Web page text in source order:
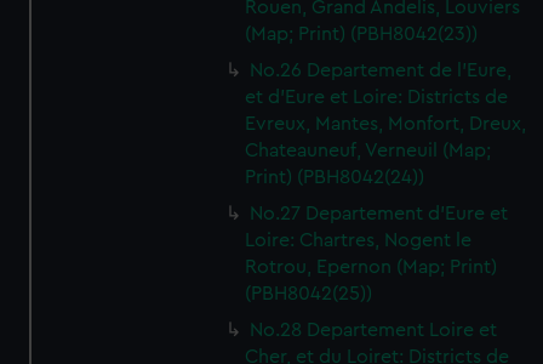
Rouen, Grand Andelis, Louviers
(Map; Print) (PBH8042(23))
No.26 Departement de l'Eure,
et d'Eure et Loire: Districts de
Evreux, Mantes, Monfort, Dreux,
Chateauneuf, Verneuil (Map;
Print) (PBH8042(24))
No.27 Departement d'Eure et
Loire: Chartres, Nogent le
Rotrou, Epernon (Map; Print)
(PBH8042(25))
No.28 Departement Loire et
Cher, et du Loiret: Districts de